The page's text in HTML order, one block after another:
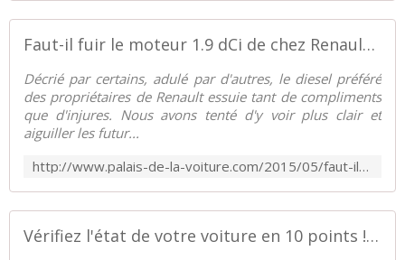
Faut-il fuir le moteur 1.9 dCi de chez Renault ? - Palais-de-la-Voiture.com
Décrié par certains, adulé par d'autres, le diesel préféré
des propriétaires de Renault essuie tant de compliments
que d'injures. Nous avons tenté d'y voir plus clair et
aiguiller les futur...
http://www.palais-de-la-voiture.com/2015/05/faut-il-fuir-le-moteur-1-9-dci-de-chez-renault.html
Vérifiez l'état de votre voiture en 10 points ! Rapide et facile ! - Palais-de-la-Voiture.com